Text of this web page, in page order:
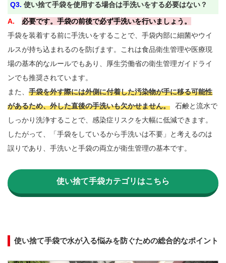
Q3. 使い捨て手袋を使用する場合は手洗いをする必要はない？
A.
必要です。手袋の前後で必ず手洗いを行いましょう。
手袋を装着する前に手洗いをすることで、手袋内部に細菌やウイ
ルスが持ち込まれるのを防げます。これは食品衛生管理や医療現
場の基本的なルールでもあり、厚生労働省の衛生管理ガイドライ
ンでも推奨されています。
また、 手袋を外す際には外側に付着した汚染物が手に移る可能性
があるため、外した直後の手洗いも欠かせません。
石鹸と流水で
しっかり洗浄することで、感染症リスクを大幅に低減できます。
したがって、「手袋をしているから手洗いは不要」と考えるのは
誤りであり、手洗いと手袋の両立が衛生管理の基本です。
使い捨て手袋カテゴリはこちら
使い捨て手袋で水が入る悩みを防ぐための総合的なポイント